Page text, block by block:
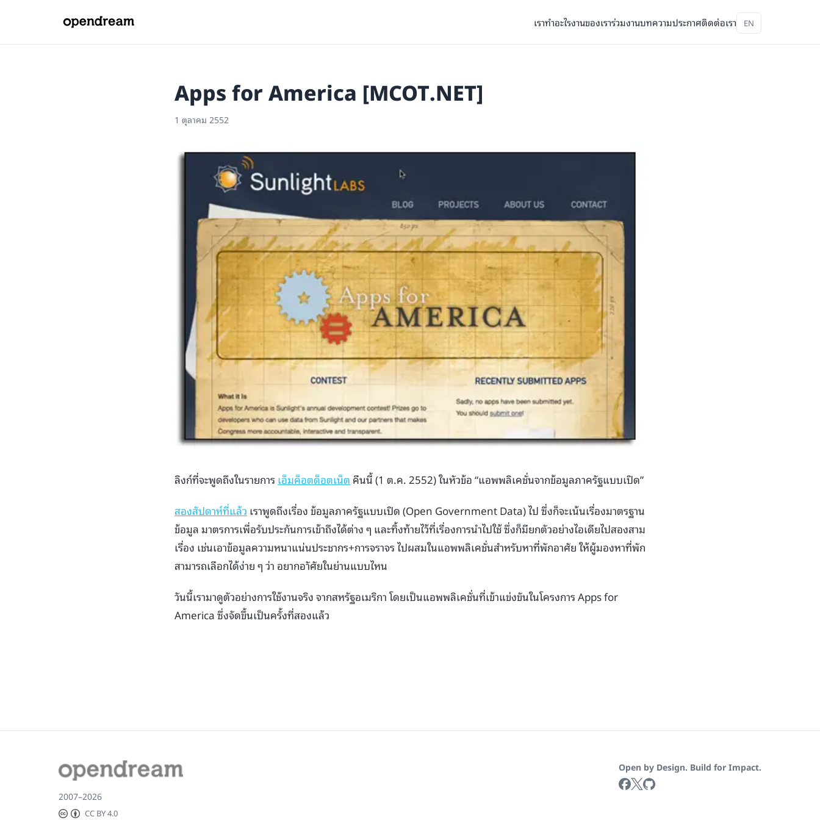
เราทำอะไรงานของเราร่วมงานบทความประกาศติดต่อเรา EN
Apps for America [MCOT.NET]
1 ตุลาคม 2552
ลิงก์ที่จะพูดถึงในรายการ เอ็มค็อตด็อตเน็ต คืนนี้ (1 ต.ค. 2552) ในหัวข้อ “แอพพลิเคชั่นจากข้อมูลภาครัฐแบบเปิด”
สองสัปดาห์ที่แล้ว เราพูดถึงเรื่อง ข้อมูลภาครัฐแบบเปิด (Open Government Data) ไป ซึ่งก็จะเน้นเรื่องมาตรฐาน
ข้อมูล มาตรการเพื่อรับประกันการเข้าถึงได้ต่าง ๆ และทิ้งท้ายไว้ที่เรื่องการนำไปใช้ ซึ่งก็มียกตัวอย่างไอเดียไปสองสาม
เรื่อง เช่นเอาข้อมูลความหนาแน่นประชากร+การจราจร ไปผสมในแอพพลิเคชั่นสำหรับหาที่พักอาศัย ให้ผู้มองหาที่พัก
สามารถเลือกได้ง่าย ๆ ว่า อยากอาัศัยในย่านแบบไหน
วันนี้เรามาดูตัวอย่างการใช้งานจริง จากสหรัฐอเมริกา โดยเป็นแอพพลิเคชั่นที่เข้าแข่งขันในโครงการ Apps for
America ซึ่งจัดขึ้นเป็นครั้งที่สองแล้ว
2007–2026
CC BY 4.0
Open by Design. Build for Impact.